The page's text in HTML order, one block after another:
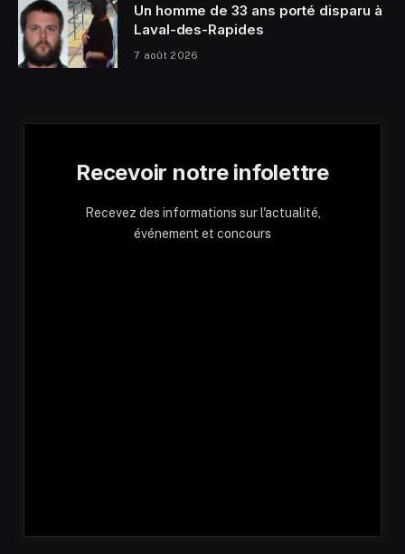
Un homme de 33 ans porté disparu à
Laval-des-Rapides
7 août 2026
Recevoir notre infolettre
Recevez des informations sur l'actualité,
événement et concours